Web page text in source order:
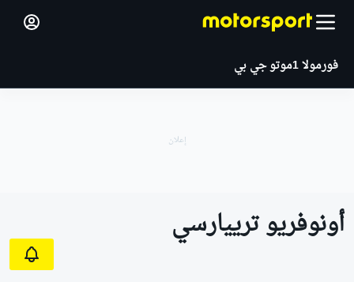
فورمولا 1 موتو جي بي
أونوفريو ترييارسي